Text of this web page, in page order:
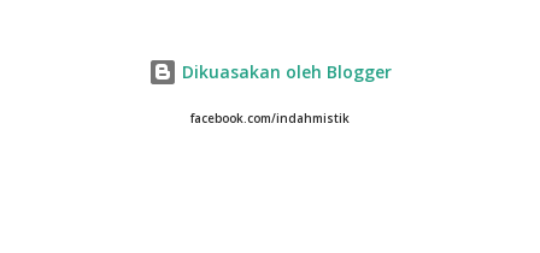
Dikuasakan oleh Blogger
facebook.com/indahmistik